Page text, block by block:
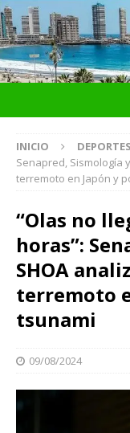
INICIO DEPORTES
Senapred, Sismología
terremoto en Japón y
“Olas no
horas”:
SHOA
terremoto
tsunami
09/08/2024